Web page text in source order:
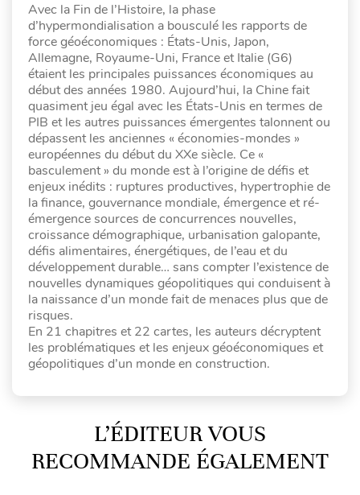
Avec la Fin de l’Histoire, la phase
d’hypermondialisation a bousculé les rapports de
force géoéconomiques : États-Unis, Japon,
Allemagne, Royaume-Uni, France et Italie (G6)
étaient les principales puissances économiques au
début des années 1980. Aujourd’hui, la Chine fait
quasiment jeu égal avec les États-Unis en termes de
PIB et les autres puissances émergentes talonnent ou
dépassent les anciennes « économies-mondes »
européennes du début du XXe siècle. Ce «
basculement » du monde est à l’origine de défis et
enjeux inédits : ruptures productives, hypertrophie de
la finance, gouvernance mondiale, émergence et ré-
émergence sources de concurrences nouvelles,
croissance démographique, urbanisation galopante,
défis alimentaires, énergétiques, de l’eau et du
développement durable… sans compter l’existence de
nouvelles dynamiques géopolitiques qui conduisent à
la naissance d’un monde fait de menaces plus que de
risques.
En 21 chapitres et 22 cartes, les auteurs décryptent
les problématiques et les enjeux géoéconomiques et
géopolitiques d’un monde en construction.
L’ÉDITEUR VOUS
RECOMMANDE ÉGALEMENT